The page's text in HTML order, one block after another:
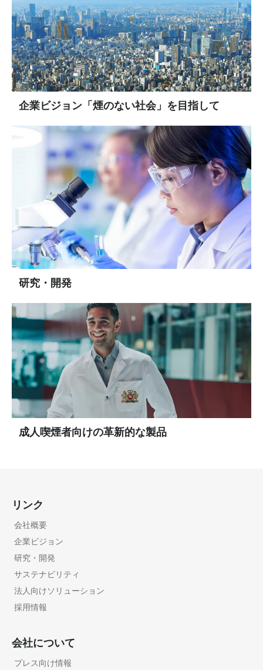
企業ビジョン「煙のない社会」を目指して
研究・開発
成人喫煙者向けの革新的な製品
リンク
会社概要
企業ビジョン
研究・開発
サステナビリティ
法人向けソリューション
採用情報
会社について
プレス向け情報